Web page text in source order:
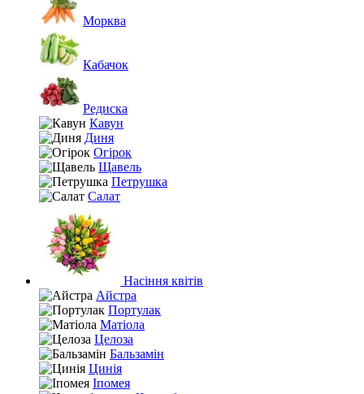
Морква
Кабачок
Редиска
Кавун
Диня
Огірок
Щавель
Петрушка
Салат
Насіння квітів
Айстра
Портулак
Матіола
Целоза
Бальзамін
Цинія
Іпомея